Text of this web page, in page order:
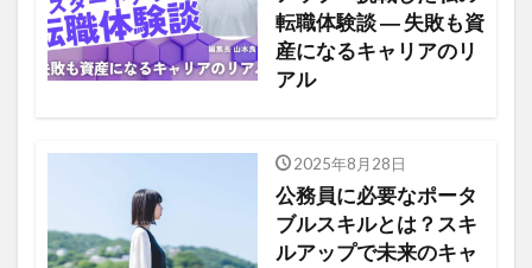
転職体験談 ― 失敗も資
産になるキャリアのリ
アル
2025年8月28日
公務員に必要なポータ
ブルスキルとは？スキ
ルアップで未来のキャ